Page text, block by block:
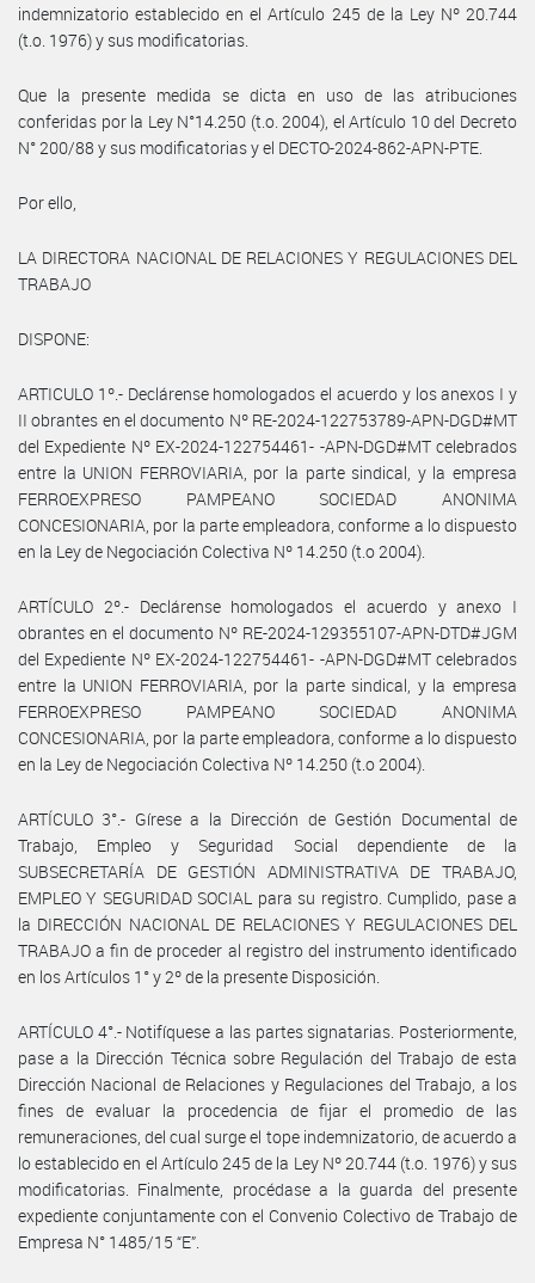
indemnizatorio establecido en el Artículo 245 de la Ley Nº 20.744
(t.o. 1976) y sus modificatorias.
Que la presente medida se dicta en uso de las atribuciones
conferidas por la Ley N°14.250 (t.o. 2004), el Artículo 10 del Decreto
N° 200/88 y sus modificatorias y el DECTO-2024-862-APN-PTE.
Por ello,
LA DIRECTORA NACIONAL DE RELACIONES Y REGULACIONES DEL
TRABAJO
DISPONE:
ARTICULO 1º.- Declárense homologados el acuerdo y los anexos I y
II obrantes en el documento Nº RE-2024-122753789-APN-DGD#MT
del Expediente Nº EX-2024-122754461- -APN-DGD#MT celebrados
entre la UNION FERROVIARIA, por la parte sindical, y la empresa
FERROEXPRESO PAMPEANO SOCIEDAD ANONIMA
CONCESIONARIA, por la parte empleadora, conforme a lo dispuesto
en la Ley de Negociación Colectiva Nº 14.250 (t.o 2004).
ARTÍCULO 2º.- Declárense homologados el acuerdo y anexo I
obrantes en el documento Nº RE-2024-129355107-APN-DTD#JGM
del Expediente Nº EX-2024-122754461- -APN-DGD#MT celebrados
entre la UNION FERROVIARIA, por la parte sindical, y la empresa
FERROEXPRESO PAMPEANO SOCIEDAD ANONIMA
CONCESIONARIA, por la parte empleadora, conforme a lo dispuesto
en la Ley de Negociación Colectiva Nº 14.250 (t.o 2004).
ARTÍCULO 3°.- Gírese a la Dirección de Gestión Documental de
Trabajo, Empleo y Seguridad Social dependiente de la
SUBSECRETARÍA DE GESTIÓN ADMINISTRATIVA DE TRABAJO,
EMPLEO Y SEGURIDAD SOCIAL para su registro. Cumplido, pase a
la DIRECCIÓN NACIONAL DE RELACIONES Y REGULACIONES DEL
TRABAJO a fin de proceder al registro del instrumento identificado
en los Artículos 1° y 2º de la presente Disposición.
ARTÍCULO 4°.- Notifíquese a las partes signatarias. Posteriormente,
pase a la Dirección Técnica sobre Regulación del Trabajo de esta
Dirección Nacional de Relaciones y Regulaciones del Trabajo, a los
fines de evaluar la procedencia de fijar el promedio de las
remuneraciones, del cual surge el tope indemnizatorio, de acuerdo a
lo establecido en el Artículo 245 de la Ley Nº 20.744 (t.o. 1976) y sus
modificatorias. Finalmente, procédase a la guarda del presente
expediente conjuntamente con el Convenio Colectivo de Trabajo de
Empresa N° 1485/15 “E”.